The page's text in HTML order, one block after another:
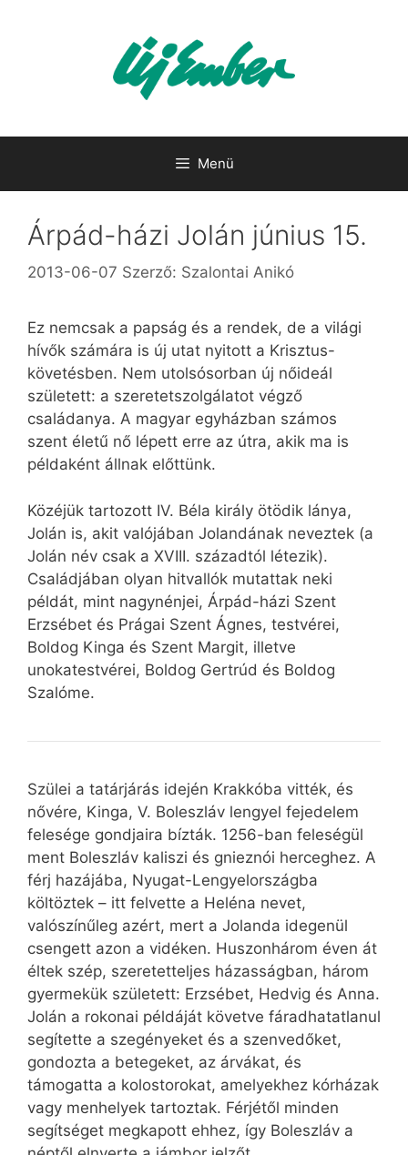
Menü
Árpád-házi Jolán június 15.
2013-06-07 Szerző: Szalontai Anikó
Ez nemcsak a papság és a rendek, de a világi
hívők számára is új utat nyitott a Krisztus-
követésben. Nem utolsósorban új nőideál
született: a szeretetszolgálatot végző
családanya. A magyar egyházban számos
szent életű nő lépett erre az útra, akik ma is
példaként állnak előttünk.
Közéjük tartozott IV. Béla király ötödik lánya,
Jolán is, akit valójában Jolandának neveztek (a
Jolán név csak a XVIII. századtól létezik).
Családjában olyan hitvallók mutattak neki
példát, mint nagynénjei, Árpád-házi Szent
Erzsébet és Prágai Szent Ágnes, testvérei,
Boldog Kinga és Szent Margit, illetve
unokatestvérei, Boldog Gertrúd és Boldog
Szalóme.
Szülei a tatárjárás idején Krakkóba vitték, és
nővére, Kinga, V. Boleszláv lengyel fejedelem
felesége gondjaira bízták. 1256-ban feleségül
ment Boleszláv kaliszi és gnieznói herceghez. A
férj hazájába, Nyugat-Lengyelországba
költöztek – itt felvette a Heléna nevet,
valószínűleg azért, mert a Jolanda idegenül
csengett azon a vidéken. Huszonhárom éven át
éltek szép, szeretetteljes házasságban, három
gyermekük született: Erzsébet, Hedvig és Anna.
Jolán a rokonai példáját követve fáradhatatlanul
segítette a szegényeket és a szenvedőket,
gondozta a betegeket, az árvákat, és
támogatta a kolostorokat, amelyekhez kórházak
vagy menhelyek tartoztak. Férjétől minden
segítséget megkapott ehhez, így Boleszláv a